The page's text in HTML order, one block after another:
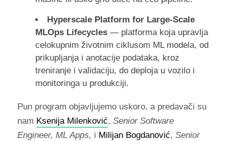
Hyperscale Platform for Large-Scale
MLOps Lifecycles— platforma koja upravlja
celokupnim životnim ciklusom ML modela, od
prikupljanja i anotacije podataka, kroz
treniranje i validaciju, do deploja u vozilo i
monitoringa u produkciji.
Pun program objavljujemo uskoro, a predavači su
nam Ksenija Milenković, Senior Software
Engineer, ML Apps, i Milijan Bogdanović, Senior